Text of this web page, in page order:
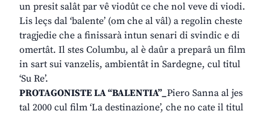
un presit salât par vê viodût ce che nol veve di viodi.
Lis leçs dal ‘balente’ (om che al vâl) a regolin cheste
tragjedie che a finissarà intun senari di svindic e di
omertât. Il stes Columbu, al è daûr a preparâ un film
in sart sui vanzelis, ambientât in Sardegne, cul titul
‘Su Re’.
PROTAGONISTE LA “BALENTIA”_Piero Sanna al jes
tal 2000 cul film ‘La destinazione’, che no cate il titul